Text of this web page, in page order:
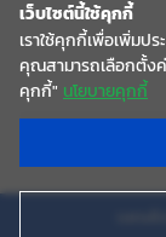
แผนผั
เว็บไซต์นี้ใช้คุกกี้
เราใช้คุกกี้เพื่อเพิ่มป
คุณสามารถเลือกตั้ง
คุกกี้" นโยบายคุกกี้